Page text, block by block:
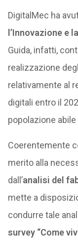
DigitalMec ha
l’Innovazione e
Guida, infatti,
realizzazione
relativamente al
digitali entro il
popolazione
Coerentemente
merito alla
dall’analisi del
mette a
condurre tale
survey “Come